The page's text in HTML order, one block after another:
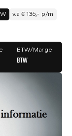
v.a € 136,- p/m
BTW/Marge
BTW